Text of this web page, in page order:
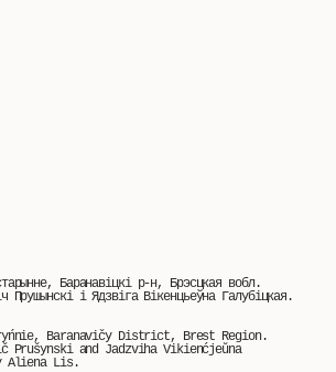
Баранавіцкі р-н, Брэсцкая вобл.
Прушынскі і Ядзвіга Вікенцьеўна Галубіцкая.
Baranavičy District, Brest Region.
Prušynski and Jadzviha Vikienćjeŭna
Aliena Lis.